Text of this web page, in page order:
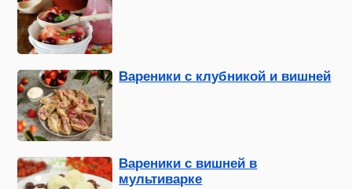
Вареники с клубникой и вишней
Вареники с вишней в
мультиварке